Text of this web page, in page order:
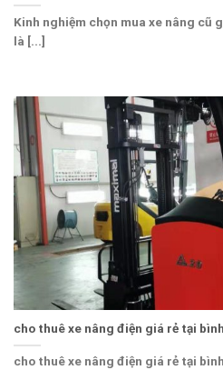
Kinh nghiệm chọn mua xe nâng cũ
là [...]
cho thuê xe nâng điện giá rẻ tại
cho thuê xe nâng điện giá rẻ tại